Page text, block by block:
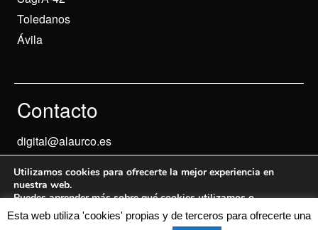
Toledanos
Ávila
Contacto
digital@alaurco.es
Esta web utiliza 'cookies' propias y de terceros para ofrecerte una
Utilizamos cookies para ofrecerte la mejor experiencia en
nuestra web.
Puedes aprender más sobre qué cookies utilizamos o
desactivarlas en losajustes.